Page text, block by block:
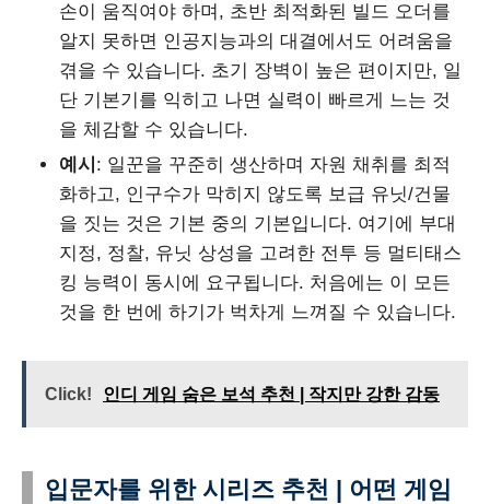
손이 움직여야 하며, 초반 최적화된 빌드 오더를
알지 못하면 인공지능과의 대결에서도 어려움을
겪을 수 있습니다. 초기 장벽이 높은 편이지만, 일
단 기본기를 익히고 나면 실력이 빠르게 느는 것
을 체감할 수 있습니다.
예시 : 일꾼을 꾸준히 생산하며 자원 채취를 최적
화하고, 인구수가 막히지 않도록 보급 유닛/건물
을 짓는 것은 기본 중의 기본입니다. 여기에 부대
지정, 정찰, 유닛 상성을 고려한 전투 등 멀티태스
킹 능력이 동시에 요구됩니다. 처음에는 이 모든
것을 한 번에 하기가 벅차게 느껴질 수 있습니다.
Click! 인디 게임 숨은 보석 추천 | 작지만 강한 감동
입문자를 위한 시리즈 추천 | 어떤 게임